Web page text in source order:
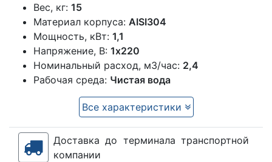
Вес, кг: 15
Материал корпуса: AISI304
Мощность, кВт: 1,1
Напряжение, В: 1х220
Номинальный расход, м3/час: 2,4
Рабочая среда: Чистая вода
Все характеристики
Доставка до терминала транспортной
компании